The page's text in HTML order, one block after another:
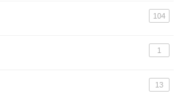
104
1
13